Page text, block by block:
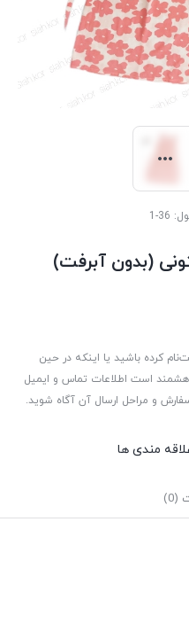
36-1
(بدون آبرفت)
کرده باشید یا اینکه در حین
است اطلاعات تماس و ایمیل
و مراحل ارسال آن آگاه شوید.
مندی ها
(0)